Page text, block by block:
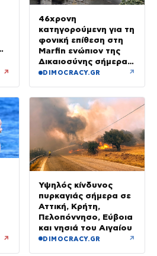
↗
46χρονη
κατηγορούμενη για τη
φονική επίθεση στη
Marfin ενώπιον της
Δικαιοσύνης σήμερα –
Τα στοιχεία που την
DIMOCRACY.GR ↗
↗
Υψηλός κίνδυνος
πυρκαγιάς σήμερα σε
Αττική, Κρήτη,
Πελοπόννησο, Εύβοια
και νησιά του Αιγαίου
DIMOCRACY.GR ↗